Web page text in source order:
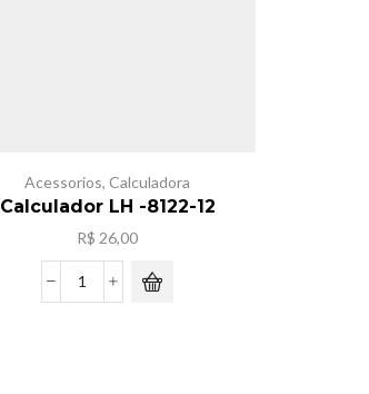
Acessorios, Calculadora
Calculador LH -8122-12
R$ 26,00
Calculador